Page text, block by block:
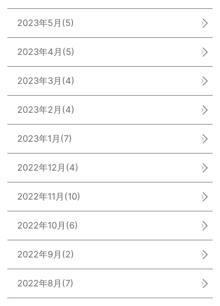
2023年5月 (5)
2023年4月 (5)
2023年3月 (4)
2023年2月 (4)
2023年1月 (7)
2022年12月 (4)
2022年11月 (10)
2022年10月 (6)
2022年9月 (2)
2022年8月 (7)